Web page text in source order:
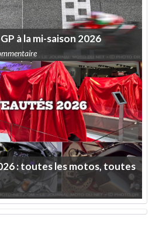
àlami-saison 2026
:touteslesmotos,toutes